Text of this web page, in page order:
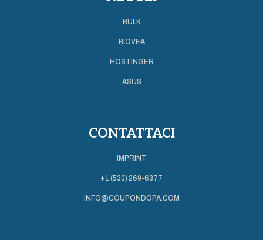
BULK
BIOVEA
HOSTINGER
ASUS
CONTATTACI
IMPRINT
+1 (530) 269-6377
INFO@COUPONDOPA.COM